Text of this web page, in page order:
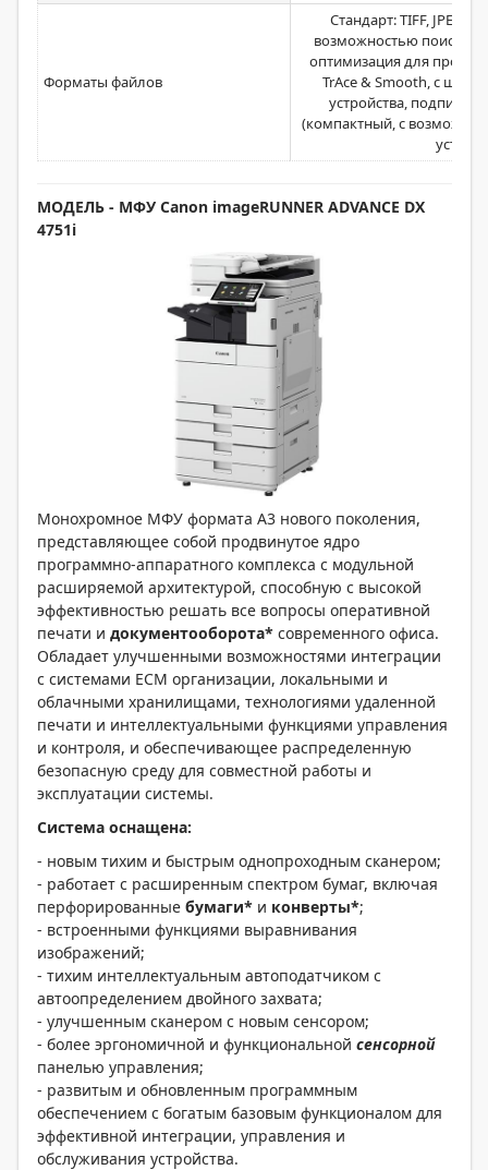
Форматы файлов
Стандарт: TIFF, JPEG,
возможностью поиска,
оптимизация для
TrАce & Smooth, с
устройства, подпись
(компактный, с
МОДЕЛЬ - МФУ Canon imageRUNNER ADVANCE DX
4751i
Монохромное МФУ формата A3 нового поколения,
представляющее собой продвинутое ядро
программно-аппаратного комплекса с модульной
расширяемой архитектурой, способную с высокой
эффективностью решать все вопросы оперативной
печати и документооборота* современного офиса.
Обладает улучшенными возможностями интеграции
с системами EСМ организации, локальными и
облачными хранилищами, технологиями удаленной
печати и интеллектуальными функциями управления
и контроля, и обеспечивающее распределенную
безопасную среду для совместной работы и
эксплуатации системы.
Система оснащена:
- новым тихим и быстрым однопроходным сканером;
- работает с расширенным спектром бумаг, включая
перфорированные бумаги* и конверты*;
- встроенными функциями выравнивания
изображений;
- тихим интеллектуальным автоподатчиком с
автоопределением двойного захвата;
- улучшенным сканером с новым сенсором;
- более эргономичной и функциональной сенсорной
панелью управления;
- развитым и обновленным программным
обеспечением с богатым базовым функционалом для
эффективной интеграции, управления и
обслуживания устройства.